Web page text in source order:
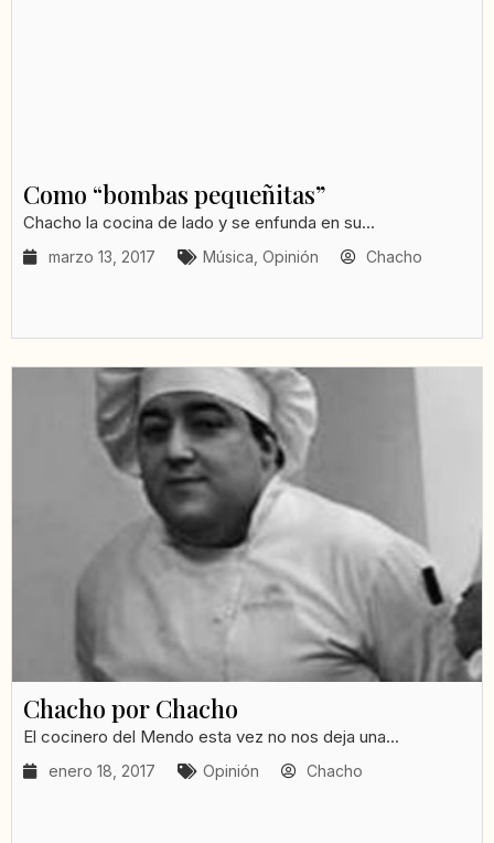
Como “bombas pequeñitas”
Chacho la cocina de lado y se enfunda en su...
marzo 13, 2017 Música Opinión Chacho
Chacho por Chacho
El cocinero del Mendo esta vez no nos deja una...
enero 18, 2017 Opinión Chacho